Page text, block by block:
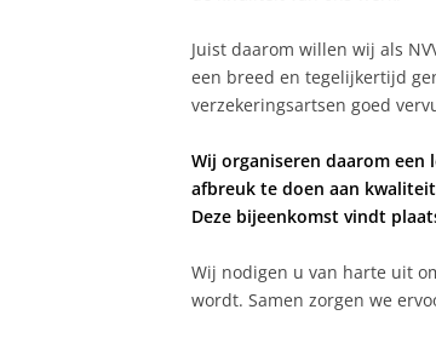
Juist daarom willen wij als
een breed en tegelijkertijd
verzekeringsartsen goed
Wij organiseren daarom
afbreuk te doen aan
Deze bijeenkomst vindt
Wij nodigen u van harte uit
wordt. Samen zorgen we